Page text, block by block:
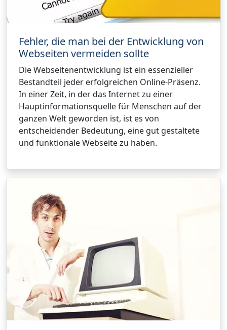
Fehler, die man bei der Entwicklung von
Webseiten vermeiden sollte
Die Webseitenentwicklung ist ein essenzieller
Bestandteil jeder erfolgreichen Online-Präsenz.
In einer Zeit, in der das Internet zu einer
Hauptinformationsquelle für Menschen auf der
ganzen Welt geworden ist, ist es von
entscheidender Bedeutung, eine gut gestaltete
und funktionale Webseite zu haben.